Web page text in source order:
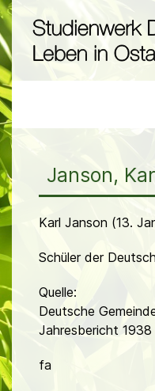
Janson,
Karl Janson (13.
Schüler der
Quelle:
Deutsche
Jahresbericht 1938
fa